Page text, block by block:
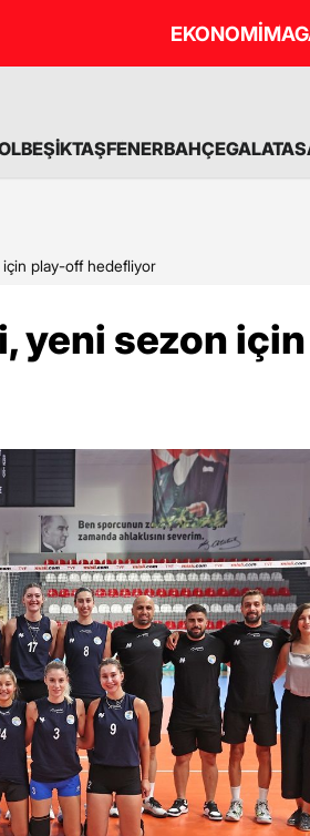
EKONOMİ
BEŞİKTAŞFENERBAHÇE
play-off hedefliyor
yeni sezon için